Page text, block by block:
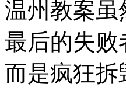
温州教案虽
最后的失败
而是疯狂拆